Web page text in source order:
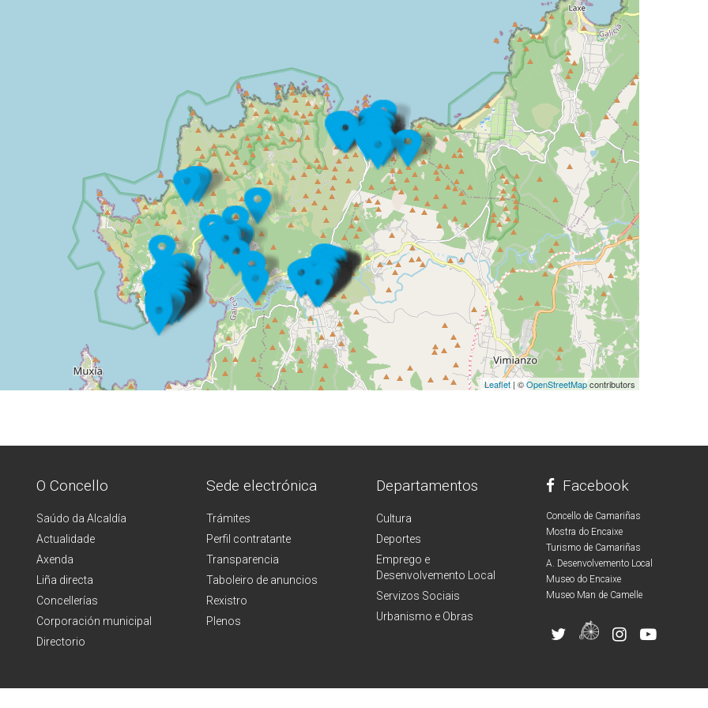
Leaflet | ©OpenStreetMapcontributors
O Concello
Saúdo da Alcaldía
Actualidade
Axenda
Liña directa
Concellerías
Corporación municipal
Directorio
Sede electrónica
Trámites
Perfil contratante
Transparencia
Taboleiro de anuncios
Rexistro
Plenos
Departamentos
Cultura
Deportes
Emprego e
Desenvolvemento Local
Servizos Sociais
Urbanismo e Obras
Facebook
Concello de Camariñas
Mostra do Encaixe
Turismo de Camariñas
A. Desenvolvemento Local
Museo do Encaixe
Museo Man de Camelle